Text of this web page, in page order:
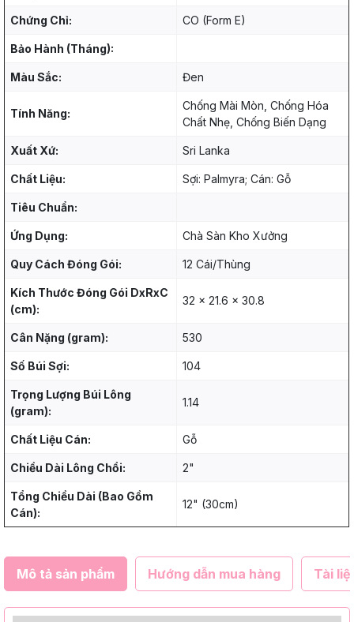
Chứng Chỉ: CO (Form E)
Bảo Hành (Tháng):
Màu Sắc: Đen
Tính Năng:
Chống Mài Mòn, Chống Hóa
Chất Nhẹ, Chống Biến Dạng
Xuất Xứ: Sri Lanka
Chất Liệu: Sợi: Palmyra; Cán: Gỗ
Tiêu Chuẩn:
Ứng Dụng: Chà Sàn Kho Xưởng
Quy Cách Đóng Gói: 12 Cái/Thùng
Kích Thước Đóng Gói DxRxC
(cm):
32 x 21.6 x 30.8
Cân Nặng (gram): 530
Số Búi Sợi: 104
Trọng Lượng Búi Lông
(gram):
1.14
Chất Liệu Cán: Gỗ
Chiều Dài Lông Chổi: 2"
Tổng Chiều Dài (Bao Gồm
Cán):
12" (30cm)
Mô tả sản phẩm Hướng dẫn mua hàng Tài